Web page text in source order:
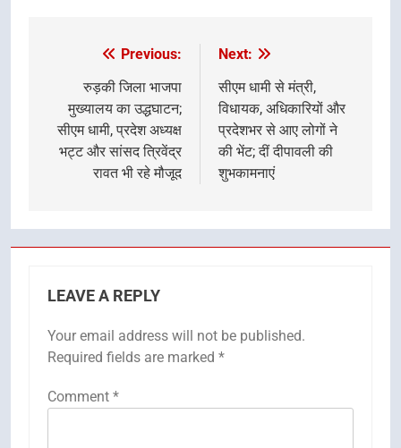
navigation
Previous:
रुड़की जिला भाजपा
मुख्यालय का उद्धघाटन;
सीएम धामी, प्रदेश अध्यक्ष
भट्ट और सांसद त्रिवेंद्र
रावत भी रहे मौजूद
Next:
सीएम धामी से मंत्री,
विधायक, अधिकारियों और
प्रदेशभर से आए लोगों ने
की भेंट; दीं दीपावली की
शुभकामनाएं
LEAVE A REPLY
Your email address will not be published.
Required fields are marked *
Comment *